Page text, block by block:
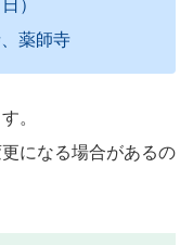
）
薬師寺
。
になる場合があるの